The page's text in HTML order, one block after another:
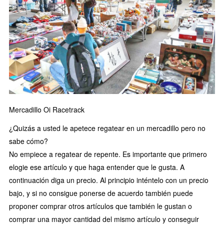
Mercadillo Oi Racetrack
¿Quizás a usted le apetece regatear en un mercadillo pero no
sabe cómo?
No empiece a regatear de repente. Es importante que primero
elogie ese artículo y que haga entender que le gusta. A
continuación diga un precio. Al principio inténtelo con un precio
bajo, y si no consigue ponerse de acuerdo también puede
proponer comprar otros artículos que también le gustan o
comprar una mayor cantidad del mismo artículo y conseguir